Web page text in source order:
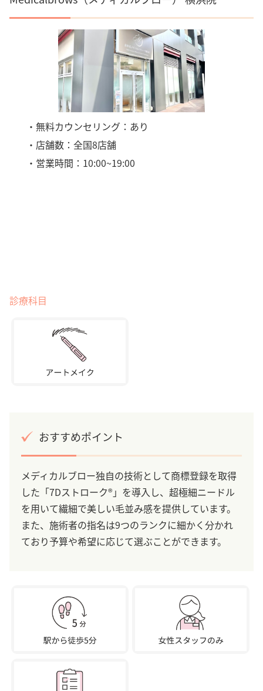
・無料カウンセリング：あり
・店舗数：全国8店舗
・営業時間：10:00~19:00
診療科目
おすすめポイント
メディカルブロー独自の技術として商標登録を取得
した「7Dストローク®」を導入し、超極細ニードル
を用いて繊細で美しい毛並み感を提供しています。
また、施術者の指名は9つのランクに細かく分かれ
ており予算や希望に応じて選ぶことができます。